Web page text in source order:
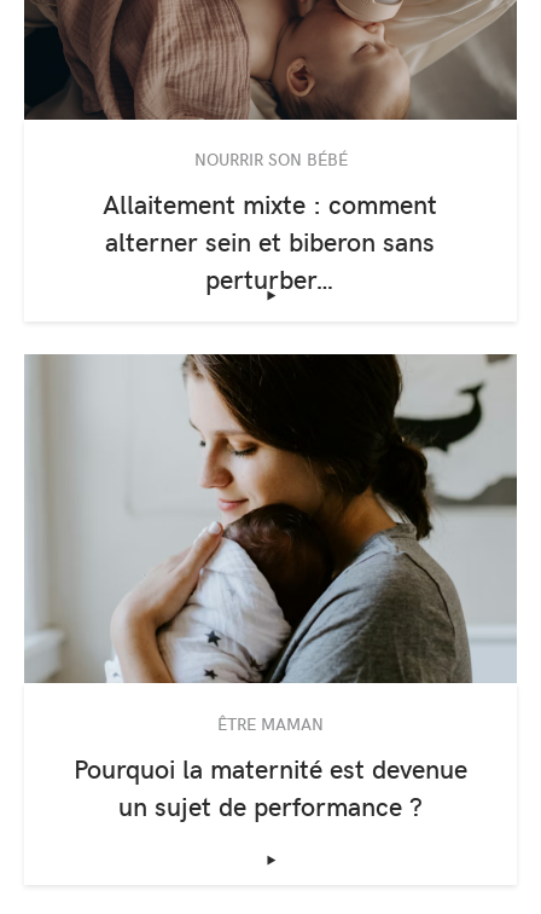
NOURRIR SON BÉBÉ
Allaitement mixte : comment
alterner sein et biberon sans
perturber…
‣
ÊTRE MAMAN
Pourquoi la maternité est devenue
un sujet de performance ?
‣